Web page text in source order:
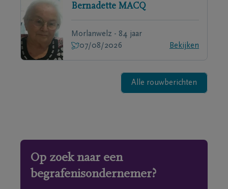
Bernadette MACQ
Morlanwelz - 84 jaar
07/08/2026
Bekijken
Alle rouwberichten
Op zoek naar een
begrafenisondernemer?